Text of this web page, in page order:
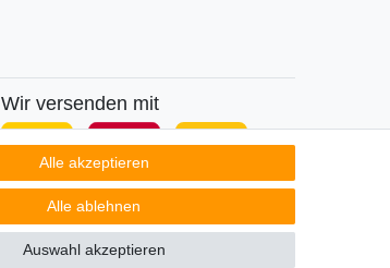
Wir versenden mit
Alle akzeptieren
Alle ablehnen
Auswahl akzeptieren